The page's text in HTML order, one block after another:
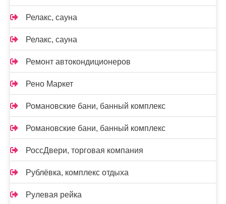
Релакс, сауна
Релакс, сауна
Ремонт автокондиционеров
Рено Маркет
Романовские бани, банный комплекс
Романовские бани, банный комплекс
РоссДвери, торговая компания
Рублёвка, комплекс отдыха
Рулевая рейка